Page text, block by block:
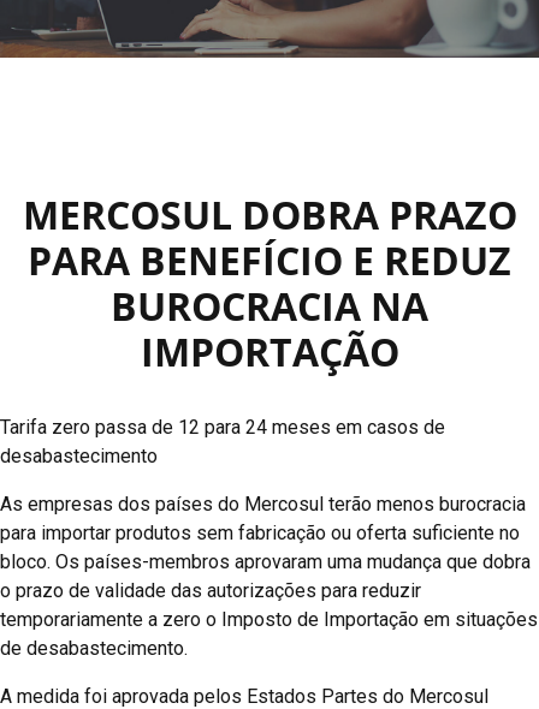
MERCOSUL DOBRA PRAZO
PARA BENEFÍCIO E REDUZ
BUROCRACIA NA
IMPORTAÇÃO
Tarifa zero passa de 12 para 24 meses em casos de
desabastecimento
As empresas dos países do Mercosul terão menos burocracia
para importar produtos sem fabricação ou oferta suficiente no
bloco. Os países-membros aprovaram uma mudança que dobra
o prazo de validade das autorizações para reduzir
temporariamente a zero o Imposto de Importação em situações
de desabastecimento.
A medida foi aprovada pelos Estados Partes do Mercosul